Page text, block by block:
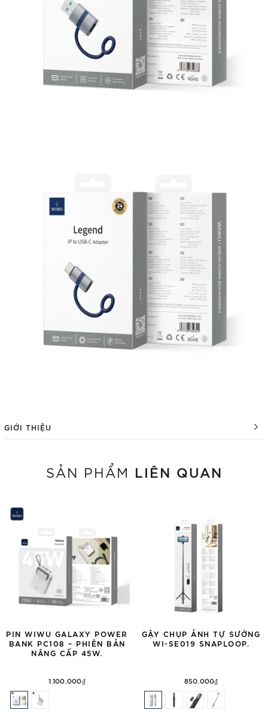
GIỚI THIỆU
SẢN PHẨM LIÊN QUAN
PIN WIWU GALAXY POWER
BANK PC108 – PHIÊN BẢN
NÂNG CẤP 45W.
1.100.000₫
GẬY CHỤP ẢNH TỰ SƯỚNG
WI-SE019 SNAPLOOP.
850.000₫